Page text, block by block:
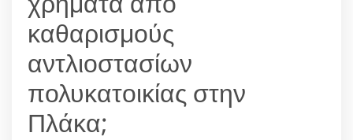
καθαρισμούς
αντλιοστασίων
πολυκατοικίας στην
Πλάκα;